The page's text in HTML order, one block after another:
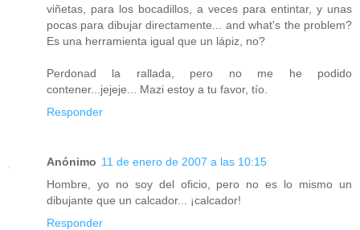
viñetas, para los bocadillos, a veces para entintar, y unas
pocas para dibujar directamente... and what's the problem?
Es una herramienta igual que un lápiz, no?
Perdonad la rallada, pero no me he podido
contener...jejeje... Mazi estoy a tu favor, tío.
Responder
Anónimo 11 de enero de 2007 a las 10:15
Hombre, yo no soy del oficio, pero no es lo mismo un
dibujante que un calcador... ¡calcador!
Responder